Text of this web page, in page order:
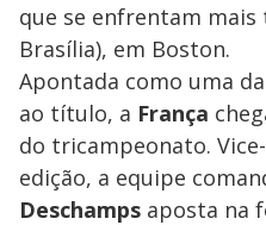
que se enfrentam mais
Brasília), em Boston.
Apontada como uma
ao título, a França
do tricampeonato.
edição, a equipe
Deschamps aposta na